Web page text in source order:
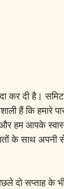
कर दी है।
हैं कि हमारे
और हम आपके
के साथ अपनी
दो सप्ताह के